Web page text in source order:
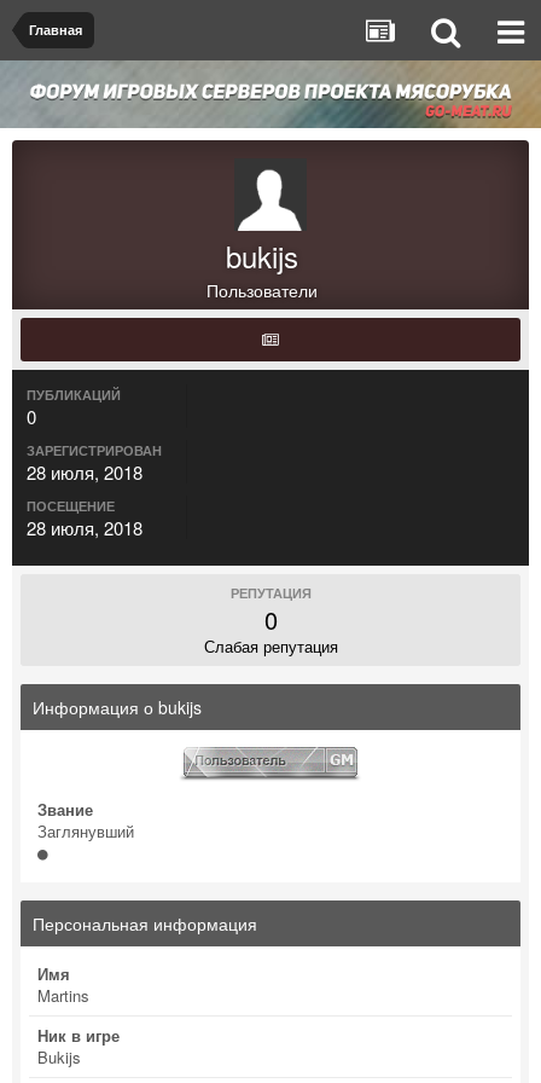
Главная
bukijs
Пользователи
ПУБЛИКАЦИЙ
0
ЗАРЕГИСТРИРОВАН
28 июля, 2018
ПОСЕЩЕНИЕ
28 июля, 2018
РЕПУТАЦИЯ
0
Слабая репутация
Информация о bukijs
Звание
Заглянувший
Персональная информация
Имя
Martins
Ник в игре
Bukijs